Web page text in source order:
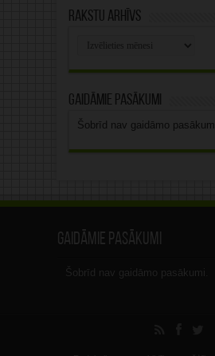
Rakstu arhīvs
Gaidāmie pasākumi
Šobrīd nav gaidāmo
Gaidāmie pasākumi
Šobrīd nav gaidāmo pasākumi.